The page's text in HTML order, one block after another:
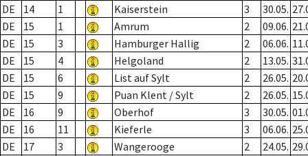
DE
14 1 Kaiserstein 3 30.05.
DE
15 1 Amrum 2 09.06.
DE
15 3 Hamburger Hallig 2 06.06.
DE
15 4 Helgoland 2 13.05.
DE
15 6 List auf Sylt 2 26.05.
DE
15 9 Puan Klent / Sylt 2 26.05.
DE
16 9 Oberhof 3 30.05.
DE
16 11 Kieferle 3 06.06.
DE
17 3 Wangerooge 2 24.05.